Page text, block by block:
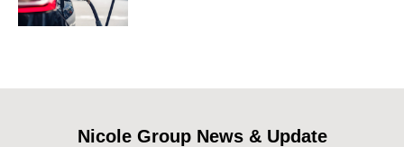
Nicole Group News & Update